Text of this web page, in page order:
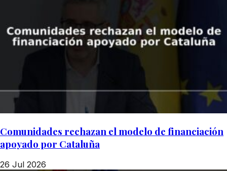
Comunidades rechazan el modelo de financiación
apoyado por Cataluña
26 Jul 2026